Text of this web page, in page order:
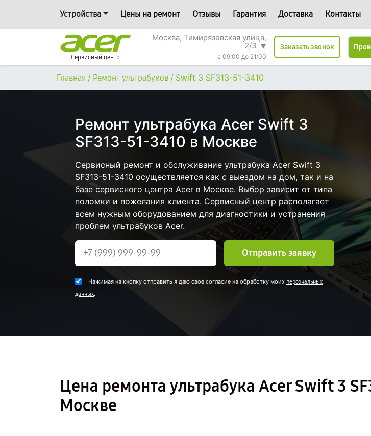
Устройства Цены на ремонт Отзывы Гарантия Доставка Контакты
Сервисный центр
Москва, Тимирязевская улица,
2/3 ▼
c 09:00 до 21:00
Заказать звонок
Главная / Ремонт ультрабуков / Swift 3 SF313-51-3410
Ремонт ультрабука Acer Swift 3
SF313-51-3410 в Москве
Сервисный ремонт и обслуживание ультрабука Acer Swift 3
SF313-51-3410 осуществляется как с выездом на дом, так и на
базе сервисного центра Acer в Москве. Выбор зависит от типа
поломки и пожелания клиента. Сервисный центр располагает
всем нужным оборудованием для диагностики и устранения
проблем ультрабуков Acer.
Отправить заявку
Нажимая на кнопку отправить я даю свое согласие на обработку моих персональных
данных.
Цена ремонта ультрабука Acer Swift 3
Москве